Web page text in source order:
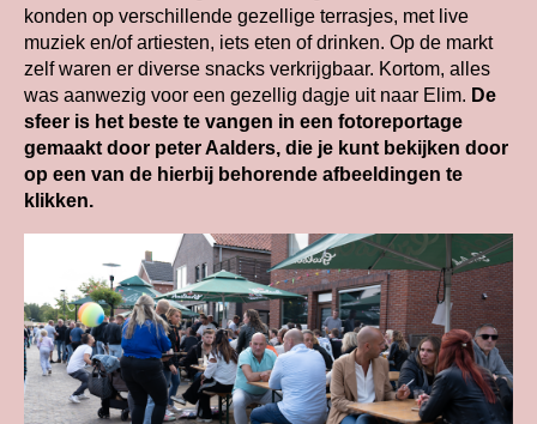
konden op verschillende gezellige terrasjes, met live
muziek en/of artiesten, iets eten of drinken. Op de markt
zelf waren er diverse snacks verkrijgbaar. Kortom, alles
was aanwezig voor een gezellig dagje uit naar Elim. De
sfeer is het beste te vangen in een fotoreportage
gemaakt door peter Aalders, die je kunt bekijken door
op een van de hierbij behorende afbeeldingen te
klikken.